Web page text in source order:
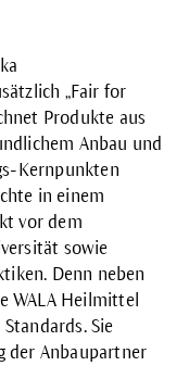
„Fair for
Produkte aus
Anbau und
Kernpunkten
in einem
vor dem
sowie
Denn neben
WALA Heilmittel
Sie
der Anbaupartner